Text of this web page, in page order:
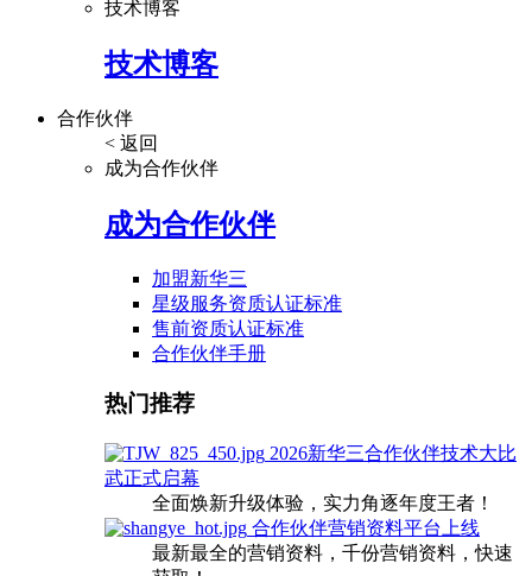
技术博客
技术博客
合作伙伴
< 返回
成为合作伙伴
成为合作伙伴
加盟新华三
星级服务资质认证标准
售前资质认证标准
合作伙伴手册
热门推荐
2026新华三合作伙伴技术大比
武正式启幕
全面焕新升级体验，实力角逐年度王者！
合作伙伴营销资料平台上线
最新最全的营销资料，千份营销资料，快速